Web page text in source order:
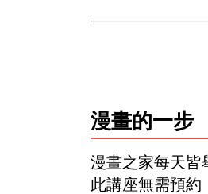
漫畫的一步
漫畫之家每天
此講座無需預約